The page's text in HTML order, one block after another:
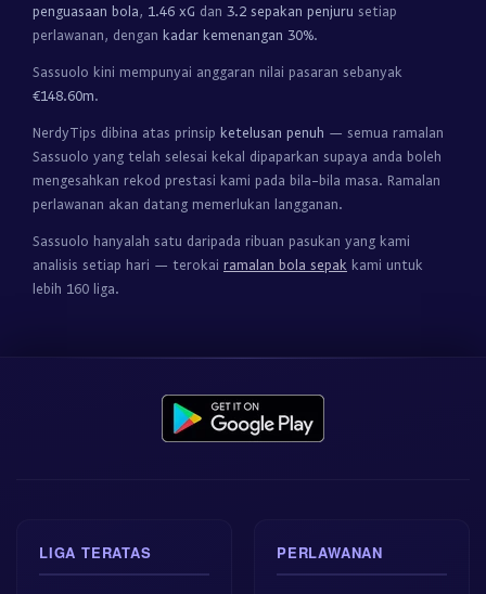
penguasaan bola, 1.46 xG dan 3.2 sepakan penjuru setiap
perlawanan, dengan kadar kemenangan 30%.
Sassuolo kini mempunyai anggaran nilai pasaran sebanyak
€148.60m.
NerdyTips dibina atas prinsip ketelusan penuh — semua ramalan
Sassuolo yang telah selesai kekal dipaparkan supaya anda boleh
mengesahkan rekod prestasi kami pada bila-bila masa. Ramalan
perlawanan akan datang memerlukan langganan.
Sassuolo hanyalah satu daripada ribuan pasukan yang kami
analisis setiap hari — terokai ramalan bola sepak kami untuk
lebih 160 liga.
LIGA TERATAS PERLAWANAN